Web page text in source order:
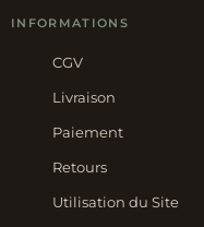
INFORMATIONS
CGV
Livraison
Paiement
Retours
Utilisation du Site